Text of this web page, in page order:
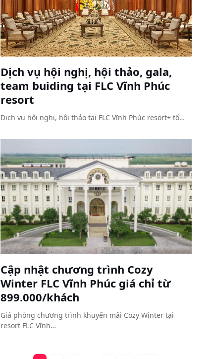
Dịch vụ hội nghị, hội thảo, gala,
team buiding tại FLC Vĩnh Phúc
resort
Dịch vụ hội nghị, hội thảo tại FLC Vĩnh Phúc resort+ tổ…
Cập nhật chương trình Cozy
Winter FLC Vĩnh Phúc giá chỉ từ
899.000/khách
Giá phòng chương trình khuyến mãi Cozy Winter tại
resort FLC Vĩnh…